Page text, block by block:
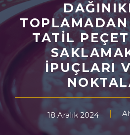
TATIL
İPUÇLARI
18 Aralık 2024